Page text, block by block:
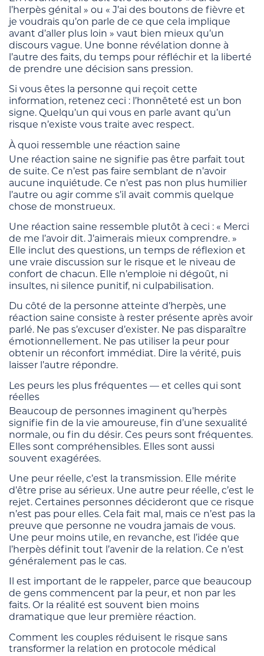
l’herpès génital » ou « J’ai des boutons de fièvre et
je voudrais qu’on parle de ce que cela implique
avant d’aller plus loin » vaut bien mieux qu’un
discours vague. Une bonne révélation donne à
l’autre des faits, du temps pour réfléchir et la liberté
de prendre une décision sans pression.
Si vous êtes la personne qui reçoit cette
information, retenez ceci : l’honnêteté est un bon
signe. Quelqu’un qui vous en parle avant qu’un
risque n’existe vous traite avec respect.
À quoi ressemble une réaction saine
Une réaction saine ne signifie pas être parfait tout
de suite. Ce n’est pas faire semblant de n’avoir
aucune inquiétude. Ce n’est pas non plus humilier
l’autre ou agir comme s’il avait commis quelque
chose de monstrueux.
Une réaction saine ressemble plutôt à ceci : « Merci
de me l’avoir dit. J’aimerais mieux comprendre. »
Elle inclut des questions, un temps de réflexion et
une vraie discussion sur le risque et le niveau de
confort de chacun. Elle n’emploie ni dégoût, ni
insultes, ni silence punitif, ni culpabilisation.
Du côté de la personne atteinte d’herpès, une
réaction saine consiste à rester présente après avoir
parlé. Ne pas s’excuser d’exister. Ne pas disparaître
émotionnellement. Ne pas utiliser la peur pour
obtenir un réconfort immédiat. Dire la vérité, puis
laisser l’autre répondre.
Les peurs les plus fréquentes — et celles qui sont
réelles
Beaucoup de personnes imaginent qu’herpès
signifie fin de la vie amoureuse, fin d’une sexualité
normale, ou fin du désir. Ces peurs sont fréquentes.
Elles sont compréhensibles. Elles sont aussi
souvent exagérées.
Une peur réelle, c’est la transmission. Elle mérite
d’être prise au sérieux. Une autre peur réelle, c’est le
rejet. Certaines personnes décideront que ce risque
n’est pas pour elles. Cela fait mal, mais ce n’est pas la
preuve que personne ne voudra jamais de vous.
Une peur moins utile, en revanche, est l’idée que
l’herpès définit tout l’avenir de la relation. Ce n’est
généralement pas le cas.
Il est important de le rappeler, parce que beaucoup
de gens commencent par la peur, et non par les
faits. Or la réalité est souvent bien moins
dramatique que leur première réaction.
Comment les couples réduisent le risque sans
transformer la relation en protocole médical